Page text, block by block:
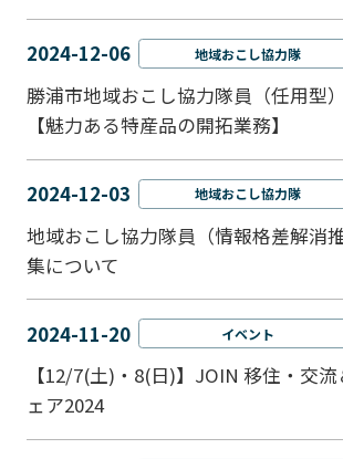
2024-12-06 地域おこし協力隊
勝浦市地域おこし協力隊員（任用型
【魅力ある特産品の開拓業務】
2024-12-03 地域おこし協力隊
地域おこし協力隊員（情報格差解消
集について
2024-11-20 イベント
【12/7(土)・8(日)】JOIN 移住・交
ェア2024